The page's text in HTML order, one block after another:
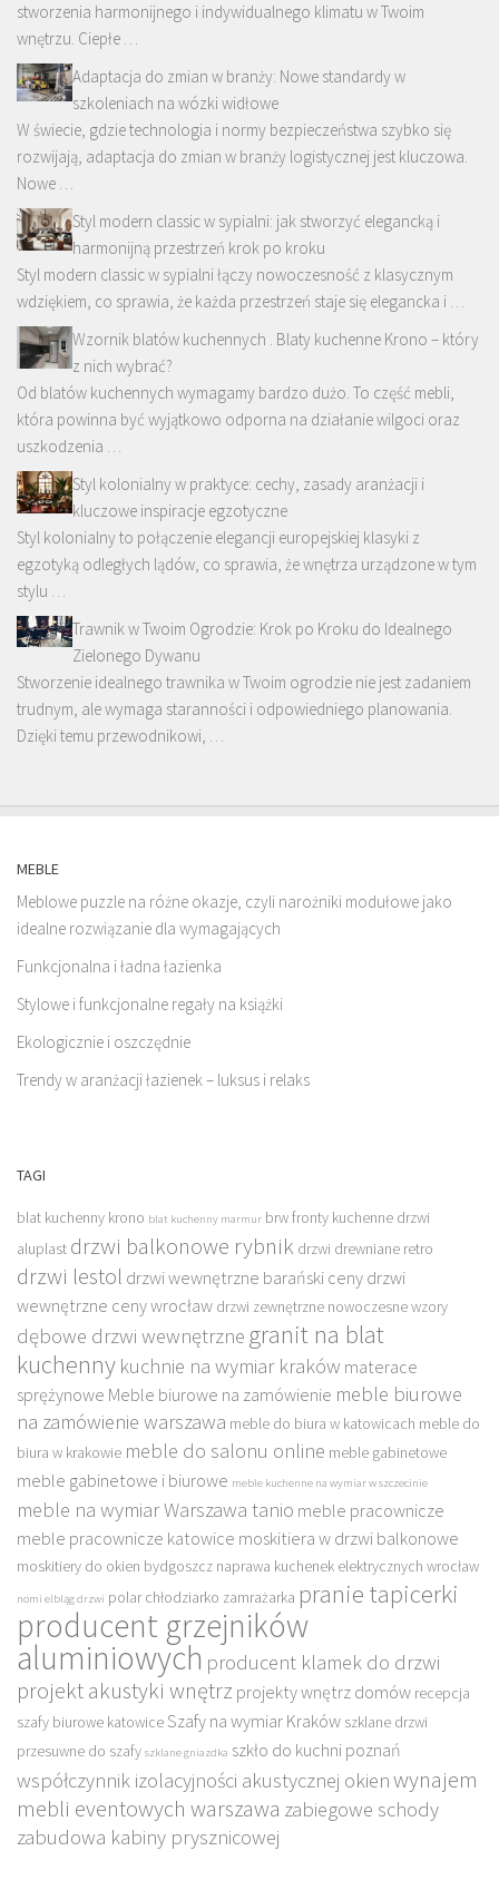
stworzenia harmonijnego i indywidualnego klimatu w Twoim
wnętrzu. Ciepłe …
Adaptacja do zmian w branży: Nowe standardy w
szkoleniach na wózki widłowe
W świecie, gdzie technologia i normy bezpieczeństwa szybko się
rozwijają, adaptacja do zmian w branży logistycznej jest kluczowa.
Nowe …
Styl modern classic w sypialni: jak stworzyć elegancką i
harmonijną przestrzeń krok po kroku
Styl modern classic w sypialni łączy nowoczesność z klasycznym
wdziękiem, co sprawia, że każda przestrzeń staje się elegancka i …
Wzornik blatów kuchennych . Blaty kuchenne Krono – który
z nich wybrać?
Od blatów kuchennych wymagamy bardzo dużo. To część mebli,
która powinna być wyjątkowo odporna na działanie wilgoci oraz
uszkodzenia …
Styl kolonialny w praktyce: cechy, zasady aranżacji i
kluczowe inspiracje egzotyczne
Styl kolonialny to połączenie elegancji europejskiej klasyki z
egzotyką odległych lądów, co sprawia, że wnętrza urządzone w tym
stylu …
Trawnik w Twoim Ogrodzie: Krok po Kroku do Idealnego
Zielonego Dywanu
Stworzenie idealnego trawnika w Twoim ogrodzie nie jest zadaniem
trudnym, ale wymaga staranności i odpowiedniego planowania.
Dzięki temu przewodnikowi, …
MEBLE
Meblowe puzzle na różne okazje, czyli narożniki modułowe jako
idealne rozwiązanie dla wymagających
Funkcjonalna i ładna łazienka
Stylowe i funkcjonalne regały na książki
Ekologicznie i oszczędnie
Trendy w aranżacji łazienek – luksus i relaks
TAGI
blat kuchenny krono blat kuchenny marmur brw fronty kuchenne drzwi
aluplast drzwi balkonowe rybnik drzwi drewniane retro
drzwi lestol drzwi wewnętrzne barański ceny drzwi
wewnętrzne ceny wrocław drzwi zewnętrzne nowoczesne wzory
dębowe drzwi wewnętrzne granit na blat
kuchenny kuchnie na wymiar kraków materace
sprężynowe Meble biurowe na zamówienie meble biurowe
na zamówienie warszawa meble do biura w katowicach meble do
biura w krakowie meble do salonu online meble gabinetowe
meble gabinetowe i biurowe meble kuchenne na wymiar w szczecinie
meble na wymiar Warszawa tanio meble pracownicze
meble pracownicze katowice moskitiera w drzwi balkonowe
moskitiery do okien bydgoszcz naprawa kuchenek elektrycznych wrocław
nomi elbląg drzwi polar chłodziarko zamrażarka pranie tapicerki
producent grzejników
aluminiowych producent klamek do drzwi
projekt akustyki wnętrz projekty wnętrz domów recepcja
szafy biurowe katowiceSzafy na wymiar Kraków szklane drzwi
przesuwne do szafy szklane gniazdka szkło do kuchni poznań
współczynnik izolacyjności akustycznej okienwynajem
mebli eventowych warszawa zabiegowe schody
zabudowa kabiny prysznicowej